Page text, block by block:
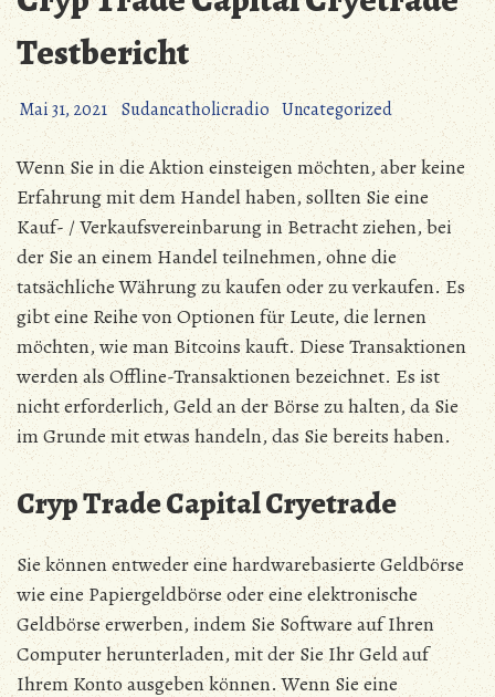
Testbericht
Mai 31, 2021 Sudancatholicradio Uncategorized
Wenn Sie in die Aktion einsteigen möchten, aber keine
Erfahrung mit dem Handel haben, sollten Sie eine
Kauf- / Verkaufsvereinbarung in Betracht ziehen, bei
der Sie an einem Handel teilnehmen, ohne die
tatsächliche Währung zu kaufen oder zu verkaufen. Es
gibt eine Reihe von Optionen für Leute, die lernen
möchten, wie man Bitcoins kauft. Diese Transaktionen
werden als Offline-Transaktionen bezeichnet. Es ist
nicht erforderlich, Geld an der Börse zu halten, da Sie
im Grunde mit etwas handeln, das Sie bereits haben.
Cryp Trade Capital Cryetrade
Sie können entweder eine hardwarebasierte Geldbörse
wie eine Papiergeldbörse oder eine elektronische
Geldbörse erwerben, indem Sie Software auf Ihren
Computer herunterladen, mit der Sie Ihr Geld auf
Ihrem Konto ausgeben können. Wenn Sie eine